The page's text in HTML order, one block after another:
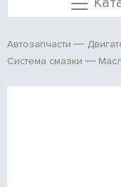
Автозапчасти
Система смазки